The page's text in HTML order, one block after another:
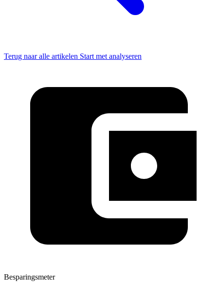
Terug naar alle artikelen Start met analyseren
Besparingsmeter